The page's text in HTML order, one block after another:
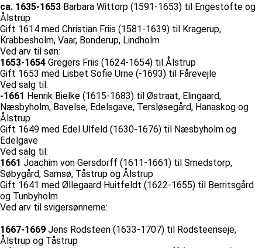
ca. 1635-1653 Barbara Wittorp (1591-1653) til Engestofte og
Ålstrup
Gift 1614 med Christian Friis (1581-1639) til Kragerup,
Krabbesholm, Vaar, Bonderup, Lindholm
Ved arv til søn:
1653-1654 Gregers Friis (1624-1654) til Ålstrup
Gift 1653 med Lisbet Sofie Urne (-1693) til Fårevejle
Ved salg til:
-1661 Henrik Bielke (1615-1683) til Østraat, Elingaard,
Næsbyholm, Bavelse, Edelsgave, Tersløsegård, Hanaskog og
Ålstrup
Gift 1649 med Edel Ulfeld (1630-1676) til Næsbyholm og
Edelgave
Ved salg til:
1661 Joachim von Gersdorff (1611-1661) til Smedstorp,
Søbygård, Samsø, Tåstrup og Ålstrup
Gift 1641 med Øllegaard Huitfeldt (1622-1655) til Berritsgård
og Tunbyholm
Ved arv til svigersønnerne:
1667-1669 Jens Rodsteen (1633-1707) til Rodsteenseje,
Ålstrup og Tåstrup